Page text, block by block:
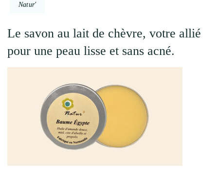
Natur'
Le savon au lait de chèvre, votre allié
pour une peau lisse et sans acné.